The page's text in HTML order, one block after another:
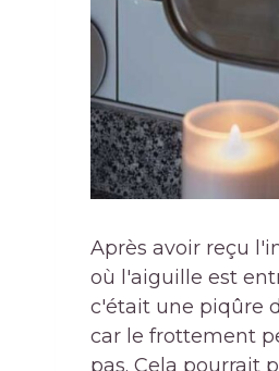
Après avoir reçu
où l'aiguille est
c'était une piqûre
car le frottement
pas. Cela pourrait